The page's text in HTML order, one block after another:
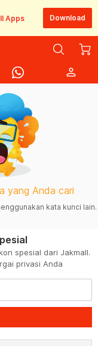
Apps Download
person
yang Anda cari
kata kunci lain.
spesial dari Jakmall.
privasi Anda